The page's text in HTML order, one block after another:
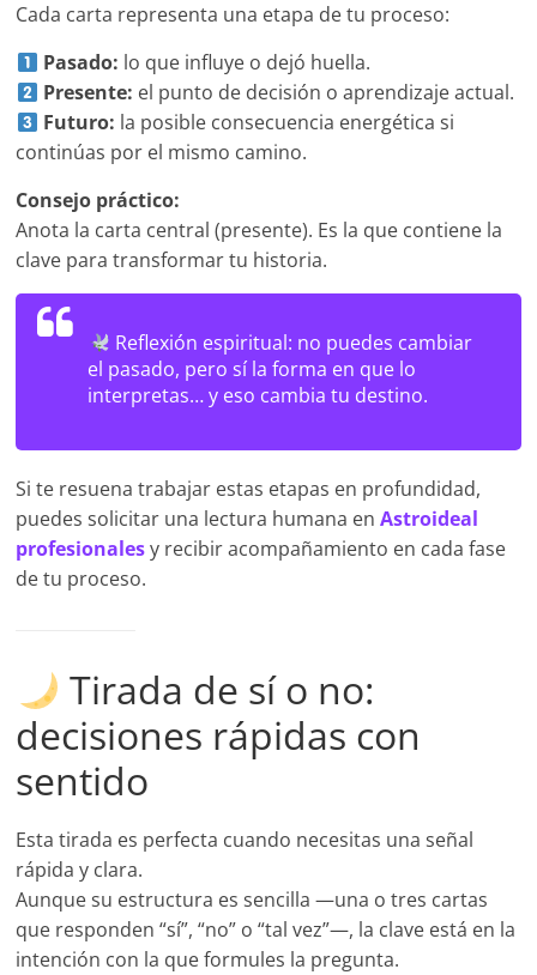
Cada carta representa una etapa de tu proceso:
Pasado: lo que influye o dejó huella.
Presente: el punto de decisión o aprendizaje actual.
Futuro: la posible consecuencia energética si
continúas por el mismo camino.
Consejo práctico:
Anota la carta central (presente). Es la que contiene la
clave para transformar tu historia.
Reflexión espiritual: no puedes cambiar
el pasado, pero sí la forma en que lo
interpretas… y eso cambia tu destino.
Si te resuena trabajar estas etapas en profundidad,
puedes solicitar una lectura humana enAstroideal
profesionalesy recibir acompañamiento en cada fase
de tu proceso.
Tirada de sí o no:
decisiones rápidas con
sentido
Esta tirada es perfecta cuando necesitas una señal
rápida y clara.
Aunque su estructura es sencilla —una o tres cartas
que responden “sí”, “no” o “tal vez”—, la clave está en la
intención con la que formules la pregunta.